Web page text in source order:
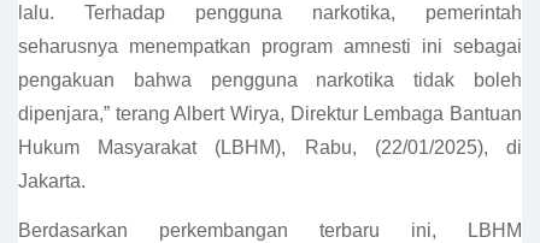
lalu. Terhadap pengguna narkotika, pemerintah
seharusnya menempatkan program amnesti ini sebagai
pengakuan bahwa pengguna narkotika tidak boleh
dipenjara,” terang Albert Wirya, Direktur Lembaga Bantuan
Hukum Masyarakat (LBHM), Rabu, (22/01/2025), di
Jakarta.
Berdasarkan perkembangan terbaru ini, LBHM